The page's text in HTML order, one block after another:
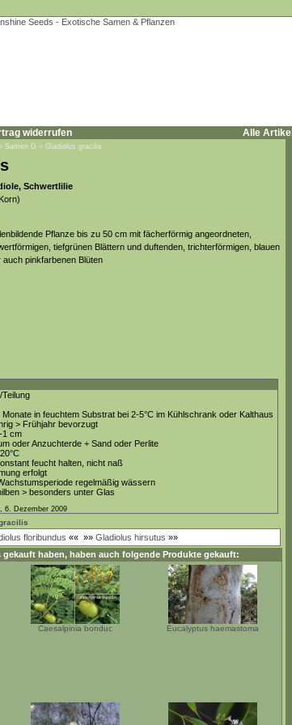
widerrufen Alle Artikel
Samen G » Gladiolus gracilis
Schwertlilie
Pflanze bis zu 50 cm mit fächerförmig angeordneten,
tiefgrünen Blättern und duftenden, trichterförmigen, blauen
auch pinkfarbenen Blüten
Teilung
in feuchtem Substrat bei 2-5°C im Kühlschrank oder Kalthaus
> Frühjahr bevorzugt
1 cm
oder Anzuchterde + Sand oder Perlite
feucht halten, nicht naß
erfolgt
regelmäßig wässern
> besonders unter Glas
6. Dezember 2009
floribundus «« »» Gladiolus hirsutus »»
gekauft haben, haben auch folgende Produkte gekauft:
Caesalpinia bonduc Eucalyptus haemastoma